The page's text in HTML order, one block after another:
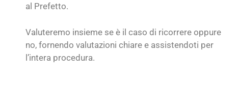
al Prefetto.
Valuteremo insieme se è il caso di ricorrere oppure
no, fornendo valutazioni chiare e assistendoti per
l’intera procedura.